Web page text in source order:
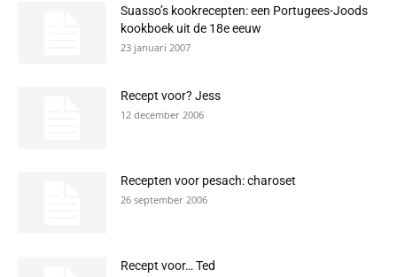
Suasso’s kookrecepten: een Portugees-Joods
kookboek uit de 18e eeuw
23 januari 2007
Recept voor? Jess
12 december 2006
Recepten voor pesach: charoset
26 september 2006
Recept voor… Ted